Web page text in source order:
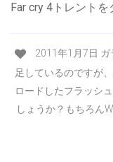
Far cry 4トレント
2011年1月7日
足しているのですが
ロードしたフラッシ
しょうか？もちろん